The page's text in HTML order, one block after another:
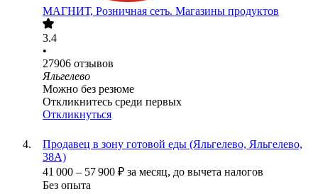
МАГНИТ, Розничная сеть. Магазины продуктов
3.4
•
27906 отзывов
Яльгелево
Можно без резюме
Откликнитесь среди первых
Откликнуться
Продавец в зону готовой еды (Яльгелево, Яльгелево,
38А)
41 000 – 57 900 ₽ за месяц, до вычета налогов
Без опыта